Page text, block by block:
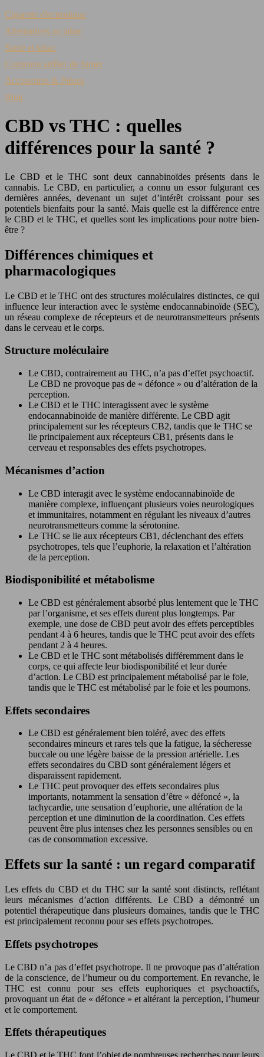
Cigarette électronique
Alternatives au tabac
Santé et tabac
Comment arrêter de fumer
Accessoires & Pièces
Blog
CBD vs THC : quelles
différences pour la santé ?
Le CBD et le THC sont deux cannabinoïdes présents dans le
cannabis. Le CBD, en particulier, a connu un essor fulgurant ces
dernières années, devenant un sujet d’intérêt croissant pour ses
potentiels bienfaits pour la santé. Mais quelle est la différence entre
le CBD et le THC, et quelles sont les implications pour notre bien-
être ?
Différences chimiques et
pharmacologiques
Le CBD et le THC ont des structures moléculaires distinctes, ce qui
influence leur interaction avec le système endocannabinoïde (SEC),
un réseau complexe de récepteurs et de neurotransmetteurs présents
dans le cerveau et le corps.
Structure moléculaire
Le CBD, contrairement au THC, n’a pas d’effet psychoactif.
Le CBD ne provoque pas de « défonce » ou d’altération de la
perception.
Le CBD et le THC interagissent avec le système
endocannabinoïde de manière différente. Le CBD agit
principalement sur les récepteurs CB2, tandis que le THC se
lie principalement aux récepteurs CB1, présents dans le
cerveau et responsables des effets psychotropes.
Mécanismes d’action
Le CBD interagit avec le système endocannabinoïde de
manière complexe, influençant plusieurs voies neurologiques
et immunitaires, notamment en régulant les niveaux d’autres
neurotransmetteurs comme la sérotonine.
Le THC se lie aux récepteurs CB1, déclenchant des effets
psychotropes, tels que l’euphorie, la relaxation et l’altération
de la perception.
Biodisponibilité et métabolisme
Le CBD est généralement absorbé plus lentement que le THC
par l’organisme, et ses effets durent plus longtemps. Par
exemple, une dose de CBD peut avoir des effets perceptibles
pendant 4 à 6 heures, tandis que le THC peut avoir des effets
pendant 2 à 4 heures.
Le CBD et le THC sont métabolisés différemment dans le
corps, ce qui affecte leur biodisponibilité et leur durée
d’action. Le CBD est principalement métabolisé par le foie,
tandis que le THC est métabolisé par le foie et les poumons.
Effets secondaires
Le CBD est généralement bien toléré, avec des effets
secondaires mineurs et rares tels que la fatigue, la sécheresse
buccale ou une légère baisse de la pression artérielle. Les
effets secondaires du CBD sont généralement légers et
disparaissent rapidement.
Le THC peut provoquer des effets secondaires plus
importants, notamment la sensation d’être « défoncé », la
tachycardie, une sensation d’euphorie, une altération de la
perception et une diminution de la coordination. Ces effets
peuvent être plus intenses chez les personnes sensibles ou en
cas de consommation excessive.
Effets sur la santé : un regard comparatif
Les effets du CBD et du THC sur la santé sont distincts, reflétant
leurs mécanismes d’action différents. Le CBD a démontré un
potentiel thérapeutique dans plusieurs domaines, tandis que le THC
est principalement reconnu pour ses effets psychotropes.
Effets psychotropes
Le CBD n’a pas d’effet psychotrope. Il ne provoque pas d’altération
de la conscience, de l’humeur ou du comportement. En revanche, le
THC est connu pour ses effets euphoriques et psychoactifs,
provoquant un état de « défonce » et altérant la perception, l’humeur
et le comportement.
Effets thérapeutiques